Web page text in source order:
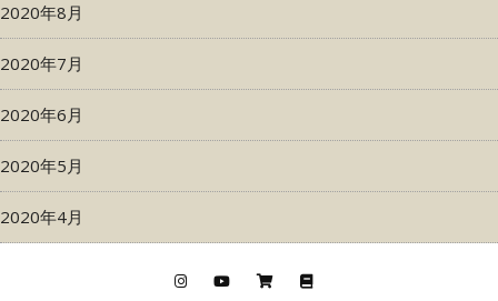
2020年8月
2020年7月
2020年6月
2020年5月
2020年4月